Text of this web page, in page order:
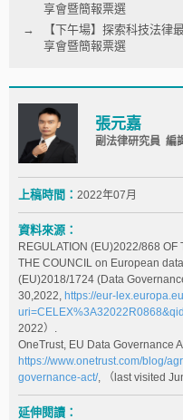
享會暨簡報票選
【下午場】探索科技法律
享會暨簡報票選
張元嘉
副法律研究員 編
上稿時間： 2022年07月
資料來源：
REGULATION (EU)2022/868 OF
THE COUNCIL on European
(EU)2018/1724 (Data
30,2022, https://eur-
2022）.
OneTrust, EU Data Governance
https://www.onetrust.com/blog/
governance-act/, （last visited
延伸閱讀：